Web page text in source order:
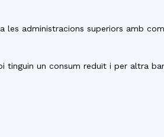
les administracions superiors amb
un consum reduït i per altra